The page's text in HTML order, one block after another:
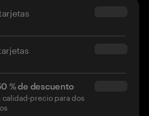
$69.90
$54.90
% de descuento
precio para dos
$34.95